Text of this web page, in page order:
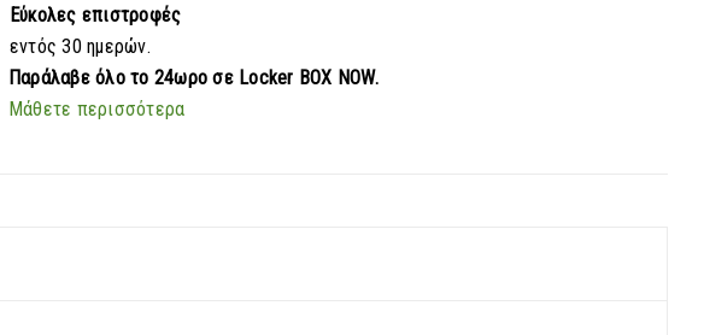
Εύκολες επιστροφές
εντός 30 ημερών.
Παράλαβεόλο το 24ωρο σε Locker BOX NOW.
Μάθετε περισσότερα